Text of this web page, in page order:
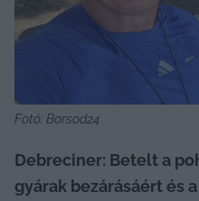
Fotó: Borsod24
Debreciner: Betelt a
gyárak bezárásáért és